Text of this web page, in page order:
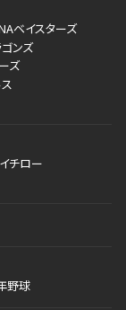
ベイスターズ
ンズ
ズ
イチロー
野球